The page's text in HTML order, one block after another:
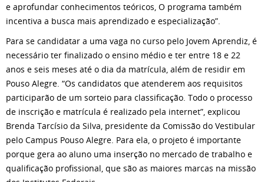
e aprofundar conhecimentos teóricos, O programa também
incentiva a busca mais aprendizado e especialização”.
Para se candidatar a uma vaga no curso pelo Jovem Aprendiz, é
necessário ter finalizado o ensino médio e ter entre 18 e 22
anos e seis meses até o dia da matrícula, além de residir em
Pouso Alegre. “Os candidatos que atenderem aos requisitos
participarão de um sorteio para classificação. Todo o processo
de inscrição e matrícula é realizado pela internet”, explicou
Brenda Tarcísio da Silva, presidente da Comissão do Vestibular
pelo Campus Pouso Alegre. Para ela, o projeto é importante
porque gera ao aluno uma inserção no mercado de trabalho e
qualificação profissional, que são as maiores marcas na missão